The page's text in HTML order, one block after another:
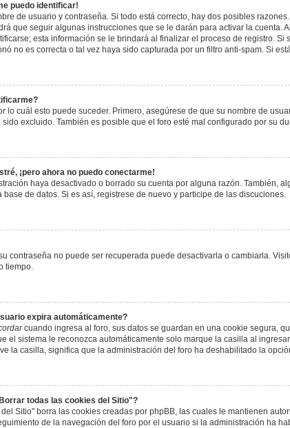
puedo identificar!
de usuario y contraseña. Si todo está correcto, hay dos posibles
que seguir algunas instrucciones que se le darán para activar la
esta información se le brindará al finalizar el proceso de registro.
no es correcta o tal vez haya sido capturada por un filtro anti-spam. Si
lo cuál esto puede suceder. Primero, asegúrese de que su nombre de
excluido. También es posible que el foro esté mal configurado por su
¡pero ahora no puedo conectarme!
haya desactivado o borrado su cuenta por alguna razón.
de datos. Si es así, registrese de nuevo y participe de las discuciones.
contraseña no puede ser recuperada puede desactivarla o cambiarla.
tiempo.
expira automáticamente?
cuando ingresa al foro, sus datos se guardan en una cookie segura,
el sistema le reconozca automáticamente solo marque la casilla al
la casilla, significa que la administración del foro ha deshabilitado la
todas las cookies del Sitio"?
Sitio" borra las cookies creadas por phpBB, las cuales le mantienen
de la navegación del foro por el usuario si la administración ha